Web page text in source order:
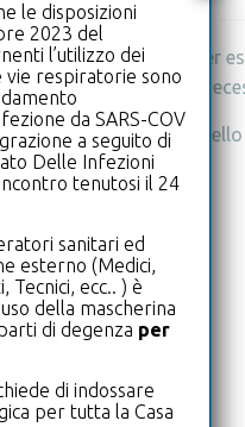
dell’appuntamento per
spostarlo in caso di
periodico) sia
le disposizioni
2023 del
l’utilizzo dei
vie respiratorie sono
da SARS-COV
a seguito di
Delle Infezioni
tenutosi il 24
sanitari ed
esterno (Medici,
Tecnici, ecc.. ) è
della mascherina
di degenza per
di indossare
per tutta la Casa